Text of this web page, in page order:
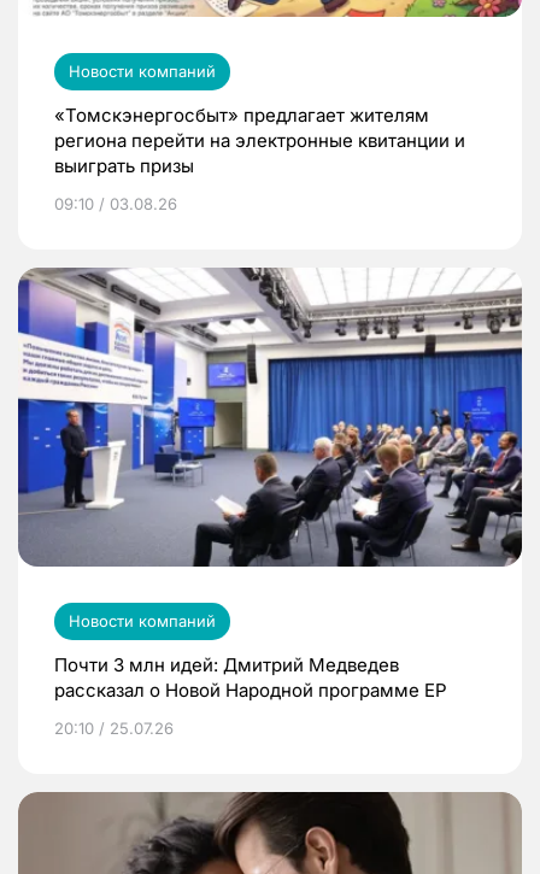
Новости компаний
«Томскэнергосбыт» предлагает жителям
региона перейти на электронные квитанции и
выиграть призы
09:10 / 03.08.26
Новости компаний
Почти 3 млн идей: Дмитрий Медведев
рассказал о Новой Народной программе ЕР
20:10 / 25.07.26